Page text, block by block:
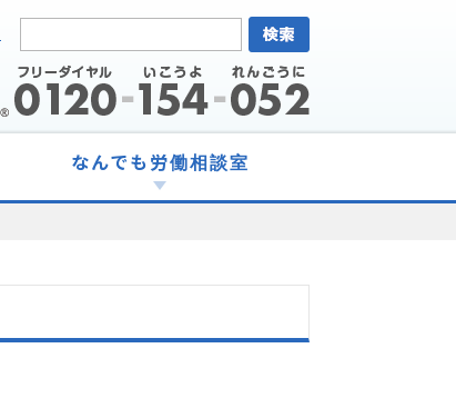
なんでも労働相談室